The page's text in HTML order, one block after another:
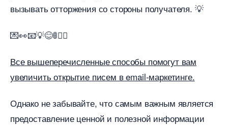
ызывать отторжения со стороны получателя. 💡
💌👀📧💡😊🚦🙅‍♂️
се вышеперечисленные способы помогут вам
увеличить открытие писем в email-маркетинге.
Однако не забывайте, что самым важным является
предоставление ценной и полезной информации